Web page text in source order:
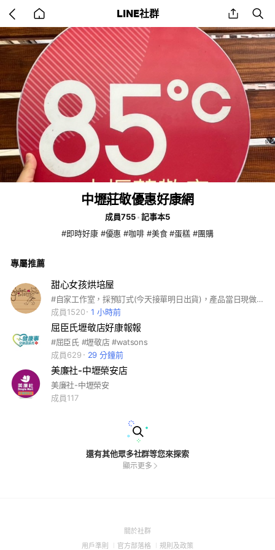
back
to
home
LINE社群 share
中壢莊敬優惠好康網
成員755
記事本5
#即時好康 #優惠 #咖啡 #美食 #蛋糕 #團購
專屬推薦
甜心女孩烘培屋
#自家工作室，採預訂式(今天接單明日出貨)，產品當日現做，賞味期限3天(捲類、蛋糕皆需冷藏)，產品可自取和外送(需先詢問)。 產品種類很多(捲類、生日蛋糕、手工餅乾、月餅、小西點等~~ 若產品需客製化可先詢問)^^ sg17300209
成員1520
1 小時前
屈臣氏壢敬店好康報報
#屈臣氏 #壢敬店 #watsons
成員629
29 分鐘前
美廉社-中壢榮安店
美廉社-中壢榮安
成員117
還有其他眾多社群等您來探索
顯示更多
關於社群(Open
用戶準則 (Open
官方部落格 (Open
規則及政策(Open